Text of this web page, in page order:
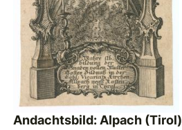
Andachtsbild: Alpach (Tirol)